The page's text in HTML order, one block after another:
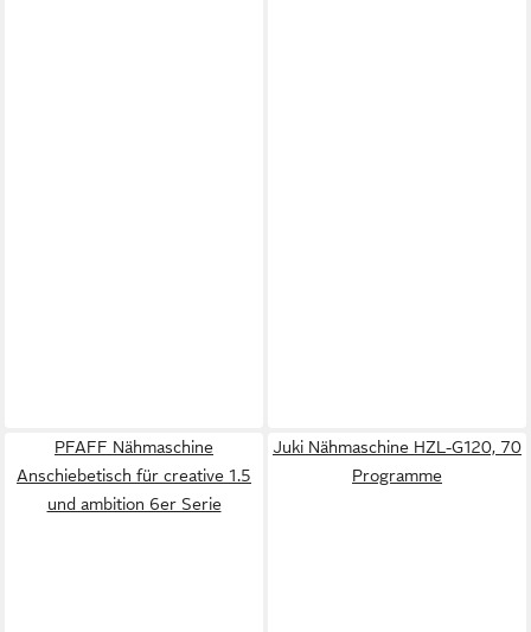
PFAFF Nähmaschine
Anschiebetisch für creative 1.5
und ambition 6er Serie
Juki Nähmaschine HZL-G120, 70
Programme